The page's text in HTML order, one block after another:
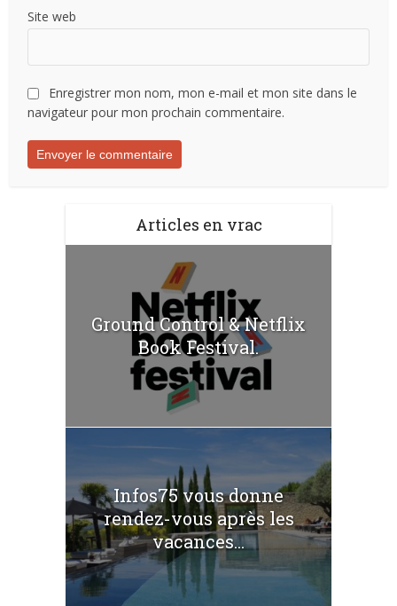
Site web
Enregistrer mon nom, mon e-mail et mon site dans le
navigateur pour mon prochain commentaire.
Articles en vrac
Ground Control & Netflix
Book Festival.
Infos75 vous donne
rendez-vous après les
vacances...